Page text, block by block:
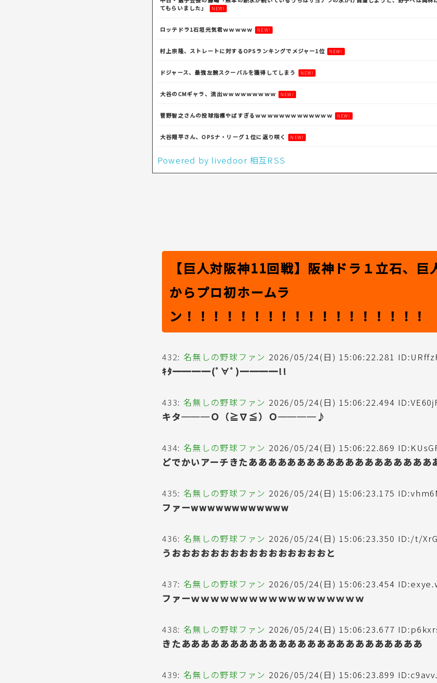
てもらいました」
NEW!
ロッテドラ1石垣元気君ｗｗｗｗｗ NEW!
村上宗隆、ストレートに対するOPSランキングでメジャー1位 NEW!
ドジャース、最強左腕スクーバルを獲得してしまう NEW!
大谷のCMギャラ、流出ｗｗｗｗｗｗｗｗｗ NEW!
菅野智之さんの投球指標やばすぎるｗｗｗｗｗｗｗｗｗｗｗｗｗ NEW!
大谷翔平さん、OPSナ・リーグ１位に返り咲く NEW!
Powered by livedoor 相互RSS
【巨人対阪神11回戦】阪神ドラ１立石、巨
からプロ初ホームラ
ン！！！！！！！！！！！！！！！！！！
432: 名無しの野球ファン 2026/05/24(日) 15:06:22.281
ｷﾀ━━━━(ﾟ∀ﾟ)━━━━!!
433: 名無しの野球ファン 2026/05/24(日) 15:06:22.494
キタ───Ｏ（≧∇≦）Ｏ────♪
434: 名無しの野球ファン 2026/05/24(日) 15:06:22.869
どでかいアーチきたあああああああああああああああああああ
435: 名無しの野球ファン 2026/05/24(日) 15:06:23.175
ファーwwwwwwwwwwww
436: 名無しの野球ファン 2026/05/24(日) 15:06:23.350 ID:/t/
うおおおおおおおおおおおおおおおおと
437: 名無しの野球ファン 2026/05/24(日) 15:06:23.454
ファーｗｗｗｗｗｗｗｗｗｗｗｗｗｗｗｗｗｗ
438: 名無しの野球ファン 2026/05/24(日) 15:06:23.677
きたあああああああああああああああああああああああああ
439: 名無しの野球ファン 2026/05/24(日) 15:06:23.899